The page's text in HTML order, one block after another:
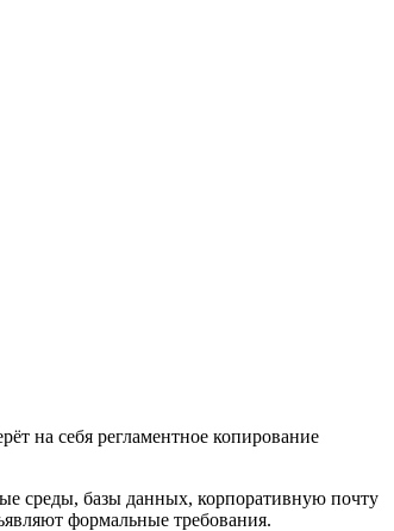
на себя регламентное копирование
среды, базы данных, корпоративную почту
формальные требования.